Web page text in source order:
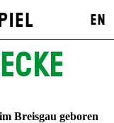
EN
Breisgau geboren